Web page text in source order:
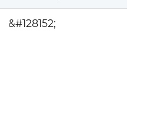
&#128152;